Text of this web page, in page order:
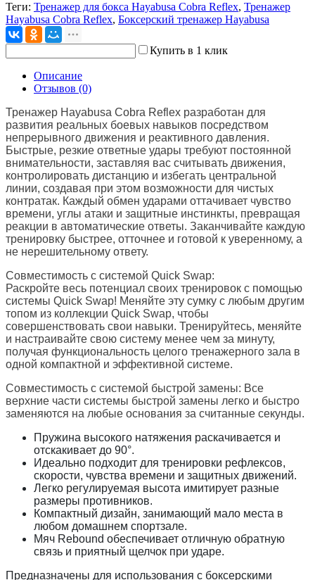
Теги: Тренажер для бокса Hayabusa Cobra Reflex, Тренажер
Hayabusa Cobra Reflex, Боксерский тренажер Hayabusa
Купить в 1 клик
Описание
Отзывов (0)
Тренажер Hayabusa Cobra Reflex разработан для
развития реальных боевых навыков посредством
непрерывного движения и реактивного давления.
Быстрые, резкие ответные удары требуют постоянной
внимательности, заставляя вас считывать движения,
контролировать дистанцию ​​и избегать центральной
линии, создавая при этом возможности для чистых
контратак. Каждый обмен ударами оттачивает чувство
времени, углы атаки и защитные инстинкты, превращая
реакции в автоматические ответы. Заканчивайте каждую
тренировку быстрее, отточнее и готовой к уверенному, а
не нерешительному ответу.
Совместимость с системой Quick Swap:
Раскройте весь потенциал своих тренировок с помощью
системы Quick Swap! Меняйте эту сумку с любым другим
топом из коллекции Quick Swap, чтобы
совершенствовать свои навыки. Тренируйтесь, меняйте
и настраивайте свою систему менее чем за минуту,
получая функциональность целого тренажерного зала в
одной компактной и эффективной системе.
Совместимость с системой быстрой замены: Все
верхние части системы быстрой замены легко и быстро
заменяются на любые основания за считанные секунды.
Пружина высокого натяжения раскачивается и
отскакивает до 90°.
Идеально подходит для тренировки рефлексов,
скорости, чувства времени и защитных движений.
Легко регулируемая высота имитирует разные
размеры противников.
Компактный дизайн, занимающий мало места в
любом домашнем спортзале.
Мяч Rebound обеспечивает отличную обратную
связь и приятный щелчок при ударе.
Предназначены для использования с боксерскими